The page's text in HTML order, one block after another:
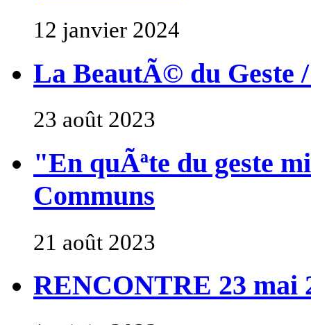
12 janvier 2024
La BeautÃ© du Geste
23 août 2023
"En quÃªte du geste
Communs
21 août 2023
RENCONTRE 23 mai